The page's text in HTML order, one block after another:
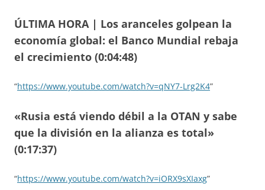
ÚLTIMA HORA | Los aranceles golpean la
economía global: el Banco Mundial rebaja
el crecimiento (0:04:48)
“https://www.youtube.com/watch?v=qNY7-Lrg2K4”
«Rusia está viendo débil a la OTAN y sabe
que la división en la alianza es total»
(0:17:37)
“https://www.youtube.com/watch?v=iORX9sXIaxg”